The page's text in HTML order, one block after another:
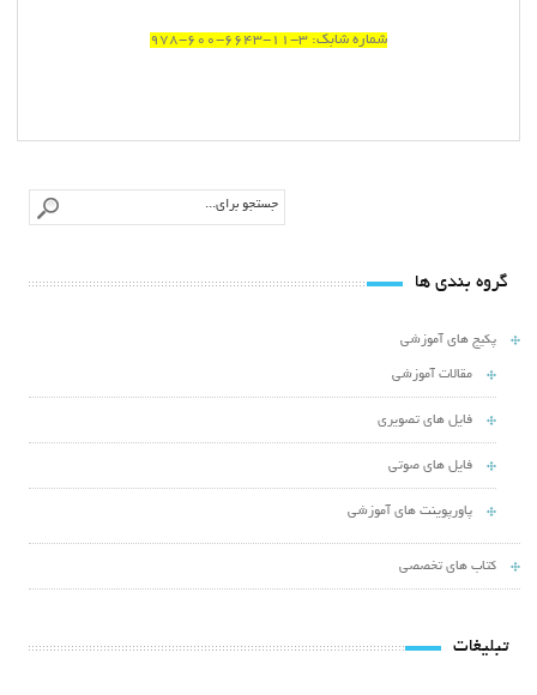
شماره شابك: 3-11-6643-600-978
گروه بندی ها
پکیج های آموزشی
مقالات آموزشی
فایل های تصویری
فایل های صوتی
پاورپوینت های آموزشی
کتاب های تخصصی
تبلیغات